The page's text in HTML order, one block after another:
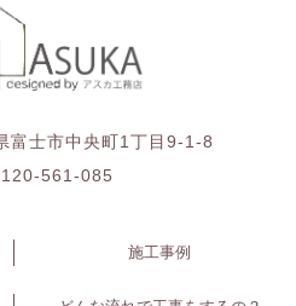
士市中央町1丁目9-1-8
561-085
施工事例